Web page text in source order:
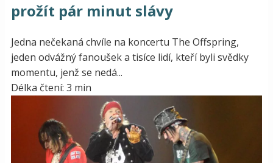
prožít pár minut slávy
Jedna nečekaná chvíle na koncertu The Offspring,
jeden odvážný fanoušek a tisíce lidí, kteří byli svědky
momentu, jenž se nedá...
Délka čtení: 3 min